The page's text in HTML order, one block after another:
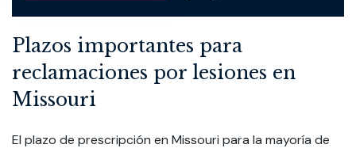
Plazos importantes para
reclamaciones por lesiones en
Missouri
El plazo de prescripción en Missouri para la mayoría de